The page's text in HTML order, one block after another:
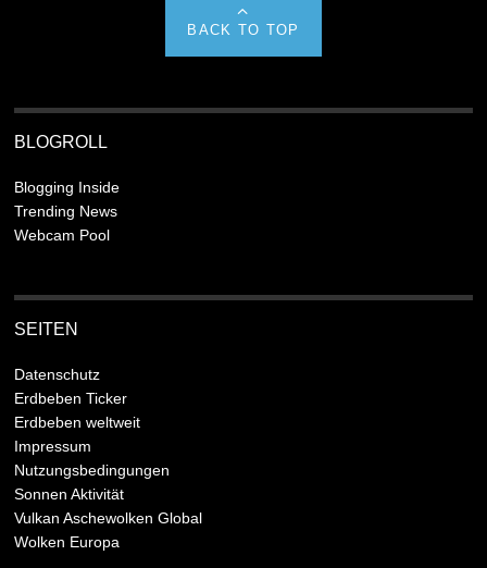
BACK TO TOP
BLOGROLL
Blogging Inside
Trending News
Webcam Pool
SEITEN
Datenschutz
Erdbeben Ticker
Erdbeben weltweit
Impressum
Nutzungsbedingungen
Sonnen Aktivität
Vulkan Aschewolken Global
Wolken Europa